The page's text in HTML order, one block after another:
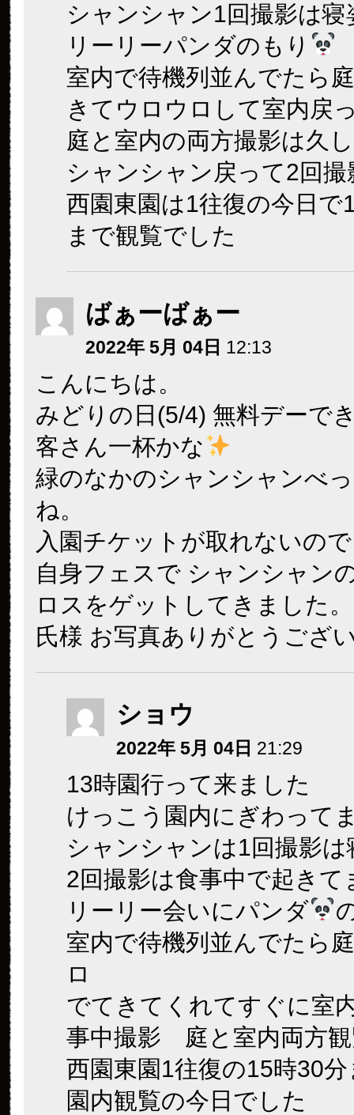
シャンシャン1回撮影は寝
リーリーパンダのもり
室内で待機列並んでたら
きてウロウロして室内戻
庭と室内の両方撮影は久
シャンシャン戻って2回撮
西園東園は1往復の今日で
まで観覧でした
ばぁーばぁー
2022年 5月 04日 12:13
こんにちは。
みどりの日(5/4) 無料デーで
客さん一杯かな
緑のなかのシャンシャンべ
ね。
入園チケットが取れないの
自身フェスで シャンシャン
ロスをゲットしてきました。
氏様 お写真ありがとうござ
ショウ
2022年 5月 04日 21:29
13時園行って来ました
けっこう園内にぎわって
シャンシャンは1回撮影は
2回撮影は食事中で起きて
リーリー会いにパンダ
室内で待機列並んでたら
ロ
でてきてくれてすぐに室
事中撮影 庭と室内両方観
西園東園1往復の15時30
園内観覧の今日でした